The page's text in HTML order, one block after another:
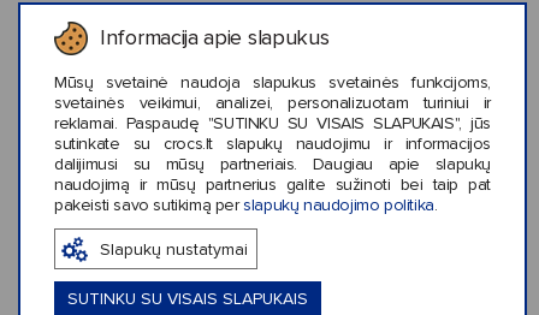
Informacija apie slapukus
Mūsų svetainė naudoja slapukus svetainės funkcijoms,
svetainės veikimui, analizei, personalizuotam turiniui ir
reklamai. Paspaudę "SUTINKU SU VISAIS SLAPUKAIS", jūs
sutinkate su crocs.lt slapukų naudojimu ir informacijos
dalijimusi su mūsų partneriais. Daugiau apie slapukų
naudojimą ir mūsų partnerius galite sužinoti bei taip pat
pakeisti savo sutikimą per slapukų naudojimo politika.
Slapukų nustatymai
SUTINKU SU VISAIS SLAPUKAIS
KLIENTŲ ATSILIEPIMAI (3)
Panašaus stiliaus prekės